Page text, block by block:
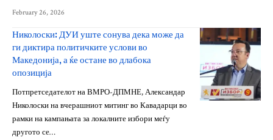
February 26, 2026
Николоски: ДУИ уште сонува дека може да
ги диктира политичките услови во
Македонија, а ќе остане во длабока
опозиција
Потпретседателот на ВМРО-ДПМНЕ, Александар
Николоски на вчерашниот митинг во Кавадарци во
рамки на кампањата за локалните избори меѓу
другото се…